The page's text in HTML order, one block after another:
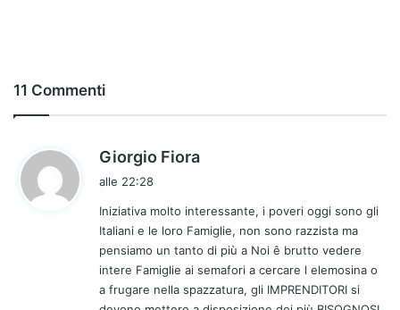
11 Commenti
Giorgio Fiora
e
t
t
o
:
alle 22:28
Iniziativa molto interessante, i poveri oggi sono gli
Italiani e le loro Famiglie, non sono razzista ma
pensiamo un tanto di più a Noi ê brutto vedere
intere Famiglie ai semafori a cercare l elemosina o
a frugare nella spazzatura, gli IMPRENDITORI si